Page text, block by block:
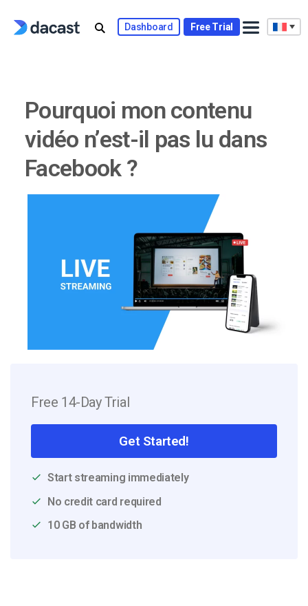
Dashboard Free Trial
Pourquoi mon contenu
vidéo n’est-il pas lu dans
Facebook ?
Free 14-Day Trial
Get Started!
Start streaming immediately
No credit card required
10 GB of bandwidth